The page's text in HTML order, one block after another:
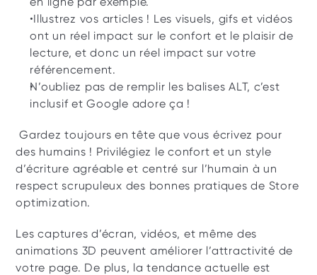
Illustrez vos articles ! Les visuels, gifs et vidéos
ont un réel impact sur le confort et le plaisir de
lecture, et donc un réel impact sur votre
référencement.
N’oubliez pas de remplir les balises ALT, c’est
inclusif et Google adore ça !
Gardez toujours en tête que vous écrivez pour
des humains ! Privilégiez le confort et un style
d’écriture agréable et centré sur l’humain à un
respect scrupuleux des bonnes pratiques de Store
optimization.
Les captures d’écran, vidéos, et même des
animations 3D peuvent améliorer l’attractivité de
votre page. De plus, la tendance actuelle est